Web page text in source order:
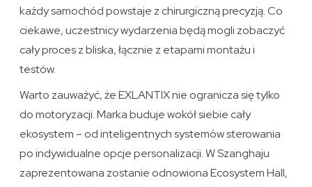
każdy samochód powstaje z chirurgiczną precyzją. Co
ciekawe, uczestnicy wydarzenia będą mogli zobaczyć
cały proces z bliska, łącznie z etapami montażu i
testów.
Warto zauważyć, że EXLANTIX nie ogranicza się tylko
do motoryzacji. Marka buduje wokół siebie cały
ekosystem – od inteligentnych systemów sterowania
po indywidualne opcje personalizacji. W Szanghaju
zaprezentowana zostanie odnowiona Ecosystem Hall,